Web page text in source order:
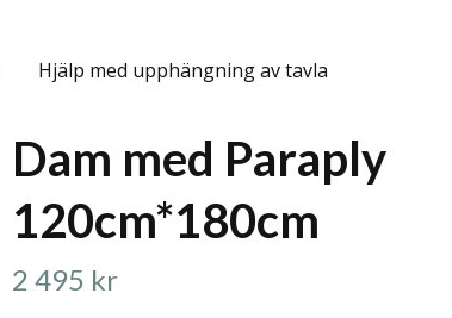
Hjälp med upphängning av tavla
Dam med Paraply
120cm*180cm
2 495 kr